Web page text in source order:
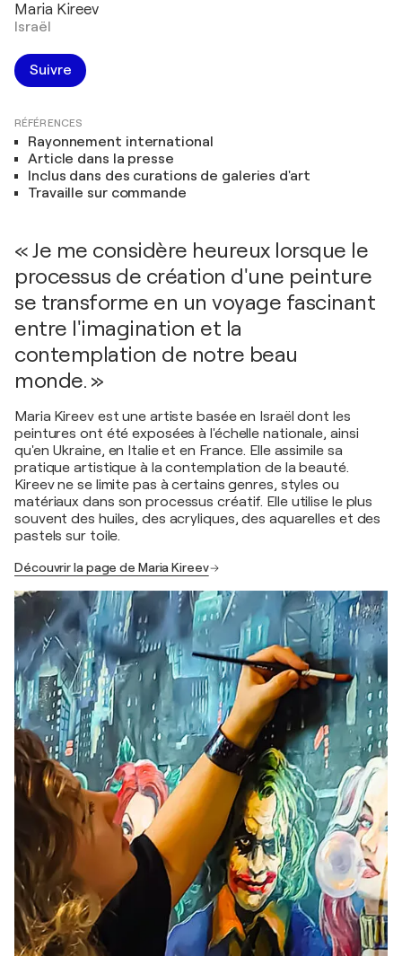
Maria Kireev
Israël
Suivre
RÉFÉRENCES
Rayonnement international
Article dans la presse
Inclus dans des curations de galeries d'art
Travaille sur commande
« Je me considère heureux lorsque le
processus de création d'une peinture
se transforme en un voyage fascinant
entre l'imagination et la
contemplation de notre beau
monde. »
Maria Kireev est une artiste basée en Israël dont les
peintures ont été exposées à l'échelle nationale, ainsi
qu'en Ukraine, en Italie et en France. Elle assimile sa
pratique artistique à la contemplation de la beauté.
Kireev ne se limite pas à certains genres, styles ou
matériaux dans son processus créatif. Elle utilise le plus
souvent des huiles, des acryliques, des aquarelles et des
pastels sur toile.
Découvrir la page de Maria Kireev